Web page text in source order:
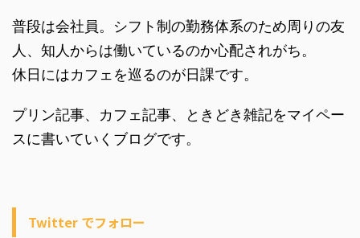
普段は会社員。シフト制の勤務体系のため周りの友
人、知人からは働いているのか心配されがち。
休日にはカフェを巡るのが日課です。
プリン記事、カフェ記事、ときどき雑記をマイペー
スに書いていくブログです。
Twitter でフォロー